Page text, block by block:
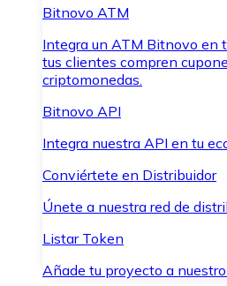
Bitnovo ATM
Integra un ATM Bitnovo en
tus clientes compren
criptomonedas.
Bitnovo API
Integra nuestra API en tu
Conviértete en Distribuidor
Únete a nuestra red de
Listar Token
Añade tu proyecto a